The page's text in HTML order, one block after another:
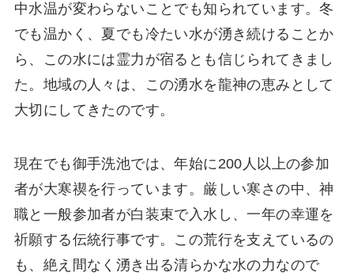
中水温が変わらないことでも知られています。冬
でも温かく、夏でも冷たい水が湧き続けることか
ら、この水には霊力が宿るとも信じられてきまし
た。地域の人々は、この湧水を龍神の恵みとして
大切にしてきたのです。
現在でも御手洗池では、年始に200人以上の参加
者が大寒禊を行っています。厳しい寒さの中、神
職と一般参加者が白装束で入水し、一年の幸運を
祈願する伝統行事です。この荒行を支えているの
も、絶え間なく湧き出る清らかな水の力なので